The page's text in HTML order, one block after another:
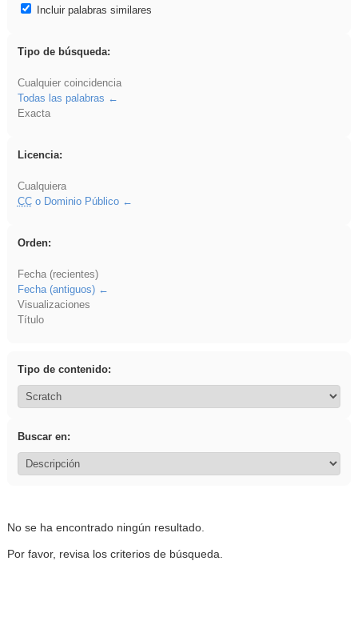
Incluir palabras similares
Tipo de búsqueda:
Cualquier coincidencia
Todas las palabras
Exacta
Licencia:
Cualquiera
CCo Dominio Público
Orden:
Fecha (recientes)
Fecha (antiguos)
Visualizaciones
Título
Tipo de contenido:
Buscar en:
No se ha encontrado ningún resultado.
Por favor, revisa los criterios de búsqueda.